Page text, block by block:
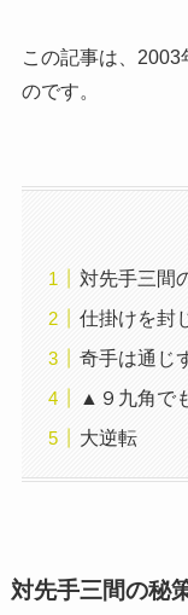
この記事は、
のです。
対先手三間
仕掛けを封
奇手は通じ
▲９九角で
大逆転
対先手三間の秘